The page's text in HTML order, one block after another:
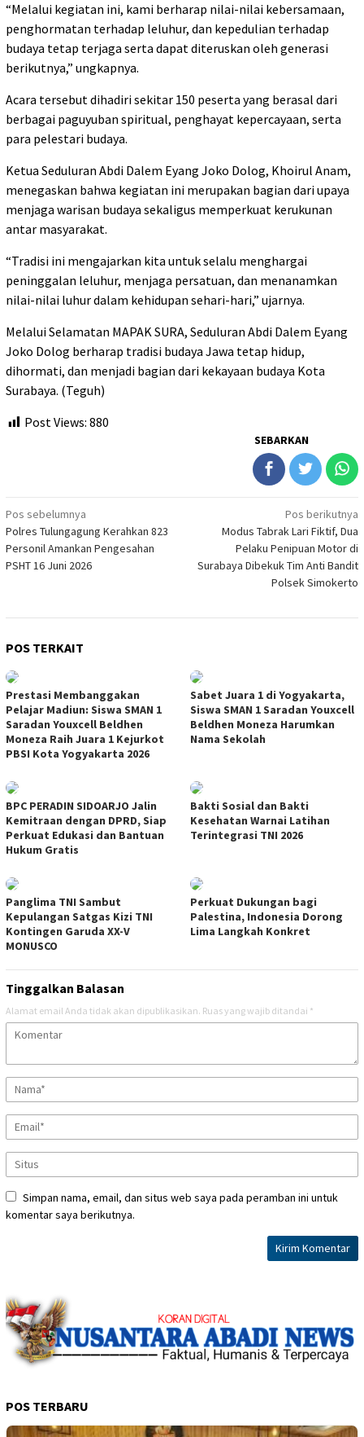
“Melalui kegiatan ini, kami berharap nilai-nilai kebersamaan,
penghormatan terhadap leluhur, dan kepedulian terhadap
budaya tetap terjaga serta dapat diteruskan oleh generasi
berikutnya,” ungkapnya.
Acara tersebut dihadiri sekitar 150 peserta yang berasal dari
berbagai paguyuban spiritual, penghayat kepercayaan, serta
para pelestari budaya.
Ketua Seduluran Abdi Dalem Eyang Joko Dolog, Khoirul Anam,
menegaskan bahwa kegiatan ini merupakan bagian dari upaya
menjaga warisan budaya sekaligus memperkuat kerukunan
antar masyarakat.
“Tradisi ini mengajarkan kita untuk selalu menghargai
peninggalan leluhur, menjaga persatuan, dan menanamkan
nilai-nilai luhur dalam kehidupan sehari-hari,” ujarnya.
Melalui Selamatan MAPAK SURA, Seduluran Abdi Dalem Eyang
Joko Dolog berharap tradisi budaya Jawa tetap hidup,
dihormati, dan menjadi bagian dari kekayaan budaya Kota
Surabaya. (Teguh)
Post Views: 880
SEBARKAN
Navigasi
pos
Pos sebelumnya
Polres Tulungagung Kerahkan 823
Personil Amankan Pengesahan
PSHT 16 Juni 2026
Pos berikutnya
Modus Tabrak Lari Fiktif, Dua
Pelaku Penipuan Motor di
Surabaya Dibekuk Tim Anti Bandit
Polsek Simokerto
POS TERKAIT
Prestasi Membanggakan
Pelajar Madiun: Siswa SMAN 1
Saradan Youxcell Beldhen
Moneza Raih Juara 1 Kejurkot
PBSI Kota Yogyakarta 2026
Sabet Juara 1 di Yogyakarta,
Siswa SMAN 1 Saradan Youxcell
Beldhen Moneza Harumkan
Nama Sekolah
BPC PERADIN SIDOARJO Jalin
Kemitraan dengan DPRD, Siap
Perkuat Edukasi dan Bantuan
Hukum Gratis
Bakti Sosial dan Bakti
Kesehatan Warnai Latihan
Terintegrasi TNI 2026
Panglima TNI Sambut
Kepulangan Satgas Kizi TNI
Kontingen Garuda XX-V
MONUSCO
Perkuat Dukungan bagi
Palestina, Indonesia Dorong
Lima Langkah Konkret
Tinggalkan Balasan
Alamat email Anda tidak akan dipublikasikan. Ruas yang wajib ditandai *
Simpan nama, email, dan situs web saya pada peramban ini untuk
komentar saya berikutnya.
POS TERBARU